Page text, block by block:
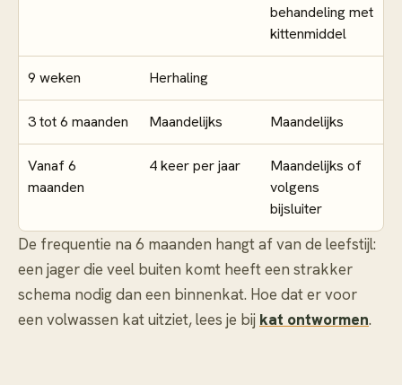
behandeling met
kittenmiddel
9 weken Herhaling
3 tot 6 maanden Maandelijks Maandelijks
Vanaf 6
maanden
4 keer per jaar
Maandelijks of
volgens
bijsluiter
De frequentie na 6 maanden hangt af van de leefstijl:
een jager die veel buiten komt heeft een strakker
schema nodig dan een binnenkat. Hoe dat er voor
een volwassen kat uitziet, lees je bij kat ontwormen.